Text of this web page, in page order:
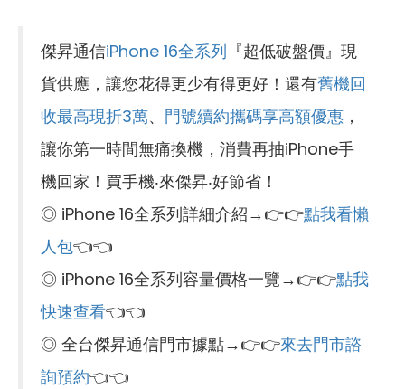
傑昇通信iPhone 16全系列 『超低破盤價』現
貨供應，讓您花得更少有得更好！還有舊機回
收最高現折3萬、 門號續約攜碼享高額優惠 ，
讓你第一時間無痛換機，消費再抽iPhone手
機回家！買手機‧來傑昇‧好節省！
◎ iPhone 16全系列詳細介紹→👉👉點我看懶
人包👈👈
◎ iPhone 16全系列容量價格一覽→👉👉點我
快速查看👈👈
◎ 全台傑昇通信門市據點→👉👉來去門市諮
詢預約👈👈